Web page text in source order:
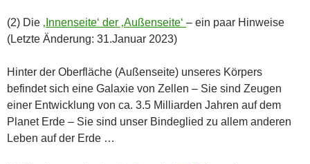
(2) Die ‚Innenseite‘ der ‚Außenseite‘ – ein paar Hinweise
(Letzte Änderung: 31.Januar 2023)
Hinter der Oberfläche (Außenseite) unseres Körpers
befindet sich eine Galaxie von Zellen – Sie sind Zeugen
einer Entwicklung von ca. 3.5 Milliarden Jahren auf dem
Planet Erde – Sie sind unser Bindeglied zu allem anderen
Leben auf der Erde …